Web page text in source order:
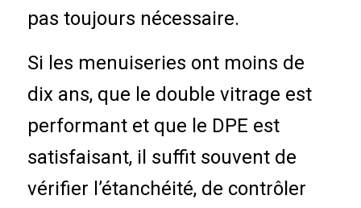
pas toujours nécessaire.
Si les menuiseries ont moins de
dix ans, que le double vitrage est
performant et que le DPE est
satisfaisant, il suffit souvent de
vérifier l’étanchéité, de contrôler